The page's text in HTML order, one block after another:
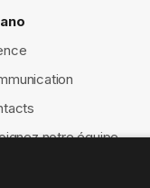
notre équipe